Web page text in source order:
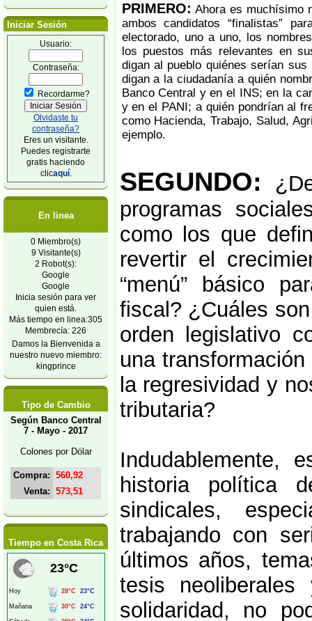
Iniciar Sesión
Usuario:
Contraseña:
Recordarme?
Olvidaste tu
contraseña?
Eres un visitante.
Puedes registrarte
gratis haciendo
clicaquí.
En linea
0 Miembro(s)
9 Visitante(s)
2 Robot(s):
Google
Google
Inicia sesión para ver
quien está.
Más tiempo en linea:305
Membrecía: 226
Damos la Bienvenida a
nuestro nuevo miembro:
kingprince
Tipo de Cambio
Según Banco Central
7 - Mayo - 2017
Colones por Dólar
Compra: 560,92
Venta: 573,51
Tiempo en Costa Rica
PRIMERO: Ahora es muchísimo
ambos candidatos “finalistas”
electorado, uno a uno, los
los puestos más relevantes en
digan al pueblo quiénes serían
digan a la ciudadanía a quién
Banco Central y en el INS; en la
y en el PANI; a quién pondrían al
como Hacienda, Trabajo, Salud,
ejemplo.
SEGUNDO:
programas
como los que
revertir el
“menú” básico
fiscal? ¿Cuáles
orden legislativo
una
la regresividad y
tributaria?
Indudablemente,
historia política
sindicales,
trabajando con
últimos años,
tesis
solidaridad, no